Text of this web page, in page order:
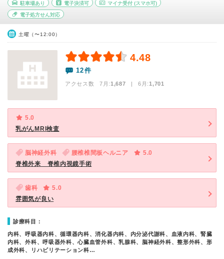
駐車場あり 電子決済可 マイナ受付 (スマホ可)
電子処方せん対応
土曜（〜12:00）
4.48
12件
アクセス数 7月:1,687 | 6月:1,701
5.0
乳がんMRI検査
脳神経外科 腰椎椎間板ヘルニア
5.0
脊椎外来 脊椎内視鏡手術
歯科
5.0
雰囲気が良い
診療科目：
内科、呼吸器内科、循環器内科、消化器内科、内分泌代謝科、血液内科、腎臓
内科、外科、呼吸器外科、心臓血管外科、乳腺科、脳神経外科、整形外科、形
成外科、リハビリテーション科…